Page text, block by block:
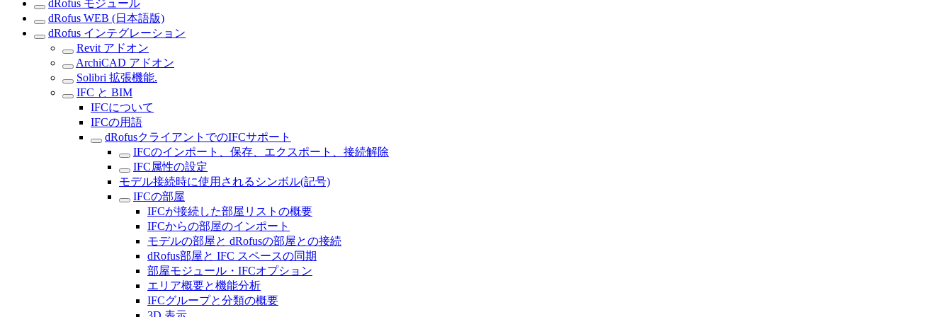
dRofus モジュール
dRofus WEB (日本語版)
dRofus インテグレーション
Revit アドオン
ArchiCAD アドオン
Solibri 拡張機能.
IFC と BIM
IFCについて
IFCの用語
dRofusクライアントでのIFCサポート
IFCのインポート、保存、エクスポート、接続解除
IFC属性の設定
モデル接続時に使用されるシンボル(記号)
IFCの部屋
IFCが接続した部屋リストの概要
IFCからの部屋のインポート
モデルの部屋と dRofusの部屋との接続
dRofus部屋と IFC スペースの同期
部屋モジュール・IFCオプション
エリア概要と機能分析
IFCグループと分類の概要